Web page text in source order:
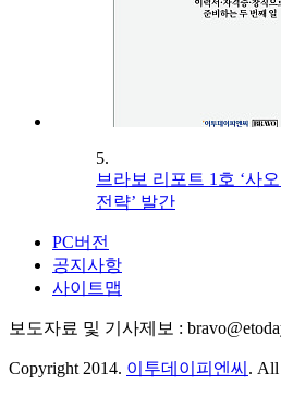
5.
브라보 리포트 1호 ‘사
전략’ 발간
PC버전
공지사항
사이트맵
보도자료 및 기사제보 :
Copyright 2014. 이투데이피엔씨 . All